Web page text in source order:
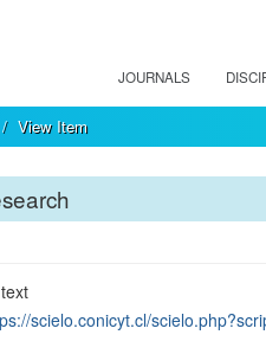
JOURNALS
View Item
scielo.conicyt.cl/